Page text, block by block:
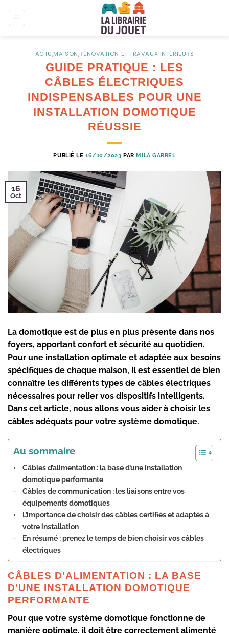
ACTU,MAISON,RÉNOVATION ET TRAVAUX INTÉRIEURS
GUIDE PRATIQUE : LES
CÂBLES ÉLECTRIQUES
INDISPENSABLES POUR UNE
INSTALLATION DOMOTIQUE
RÉUSSIE
PUBLIÉ LE 16/10/2023 PARMILA GARREL
16
Oct
La domotique est de plus en plus présente dans nos
foyers, apportant confort et sécurité au quotidien.
Pour une installation optimale et adaptée aux besoins
spécifiques de chaque maison, il est essentiel de bien
connaître les différents types de câbles électriques
nécessaires pour relier vos dispositifs intelligents.
Dans cet article, nous allons vous aider à choisir les
câbles adéquats pour votre système domotique.
Au sommaire
Câbles d’alimentation : la base d’une installation
domotique performante
Câbles de communication : les liaisons entre vos
équipements domotiques
L’importance de choisir des câbles certifiés et adaptés à
votre installation
En résumé : prenez le temps de bien choisir vos câbles
électriques
CÂBLES D’ALIMENTATION : LA BASE
D’UNE INSTALLATION DOMOTIQUE
PERFORMANTE
Pour que votre système domotique fonctionne de
manière optimale, il doit être correctement alimenté